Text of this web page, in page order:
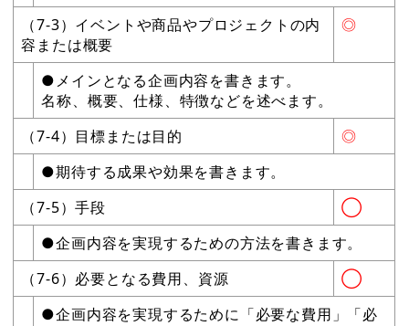
（7-3）イベントや商品やプロジェクトの内
容または概要
◎
●メインとなる企画内容を書きます。
名称、概要、仕様、特徴などを述べます。
（7-4）目標または目的
◎
●期待する成果や効果を書きます。
（7-5）手段
◯
●企画内容を実現するための方法を書きます。
（7-6）必要となる費用、資源
◯
●企画内容を実現するために「必要な費用」「必